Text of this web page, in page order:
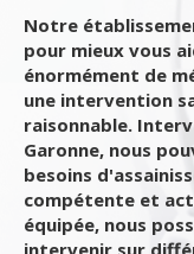
Notre
pour mieux vous
énormément de
une intervention
raisonnable.
Garonne, nous
besoins
compétente et
équipée, nous
intervenir sur